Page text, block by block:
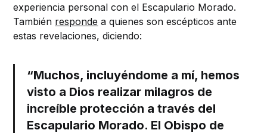
experiencia personal con el Escapulario Morado.
También responde a quienes son escépticos ante
estas revelaciones, diciendo:
“Muchos, incluyéndome a mí, hemos
visto a Dios realizar milagros de
increíble protección a través del
Escapulario Morado. El Obispo de